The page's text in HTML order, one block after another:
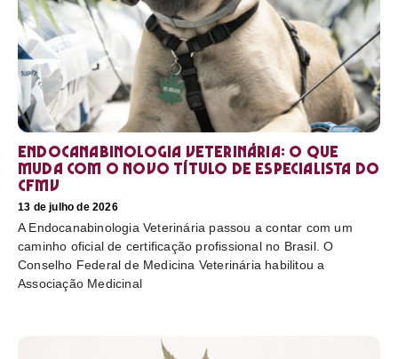
Endocanabinologia Veterinária: o que
muda com o novo título de especialista do
CFMV
13 de julho de 2026
A Endocanabinologia Veterinária passou a contar com um
caminho oficial de certificação profissional no Brasil. O
Conselho Federal de Medicina Veterinária habilitou a
Associação Medicinal